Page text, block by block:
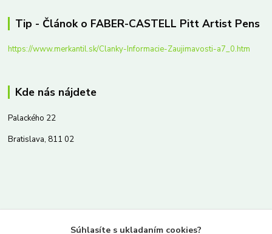
Tip - Článok o FABER-CASTELL Pitt Artist Pens
https://www.merkantil.sk/Clanky-Informacie-Zaujimavosti-a7_0.htm
Kde nás nájdete
Palackého 22
Bratislava, 811 02
Súhlasíte s ukladaním cookies?